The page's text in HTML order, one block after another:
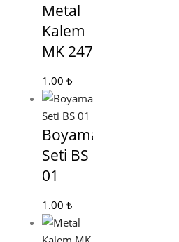
Metal
Kalem
MK 247
1.00 ₺
Boyama
Seti BS
01
1.00 ₺